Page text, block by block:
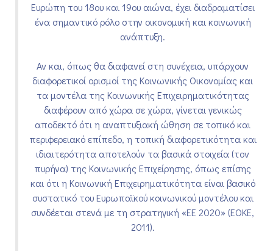
Ευρώπη του 18ου και 19ου αιώνα, έχει διαδραματίσει
ένα σημαντικό ρόλο στην οικονομική και κοινωνική
ανάπτυξη.
Αν και, όπως θα διαφανεί στη συνέχεια, υπάρχουν
διαφορετικοί ορισμοί της Κοινωνικής Οικονομίας και
τα μοντέλα της Κοινωνικής Επιχειρηματικότητας
διαφέρουν από χώρα σε χώρα, γίνεται γενικώς
αποδεκτό ότι η αναπτυξιακή ώθηση σε τοπικό και
περιφερειακό επίπεδο, η τοπική διαφορετικότητα και
ιδιαιτερότητα αποτελούν τα βασικά στοιχεία (τον
πυρήνα) της Κοινωνικής Επιχείρησης, όπως επίσης
και ότι η Κοινωνική Επιχειρηματικότητα είναι βασικό
συστατικό του Ευρωπαϊκού κοινωνικού μοντέλου και
συνδέεται στενά με τη στρατηγική «ΕΕ 2020» (ΕΟΚΕ,
2011).